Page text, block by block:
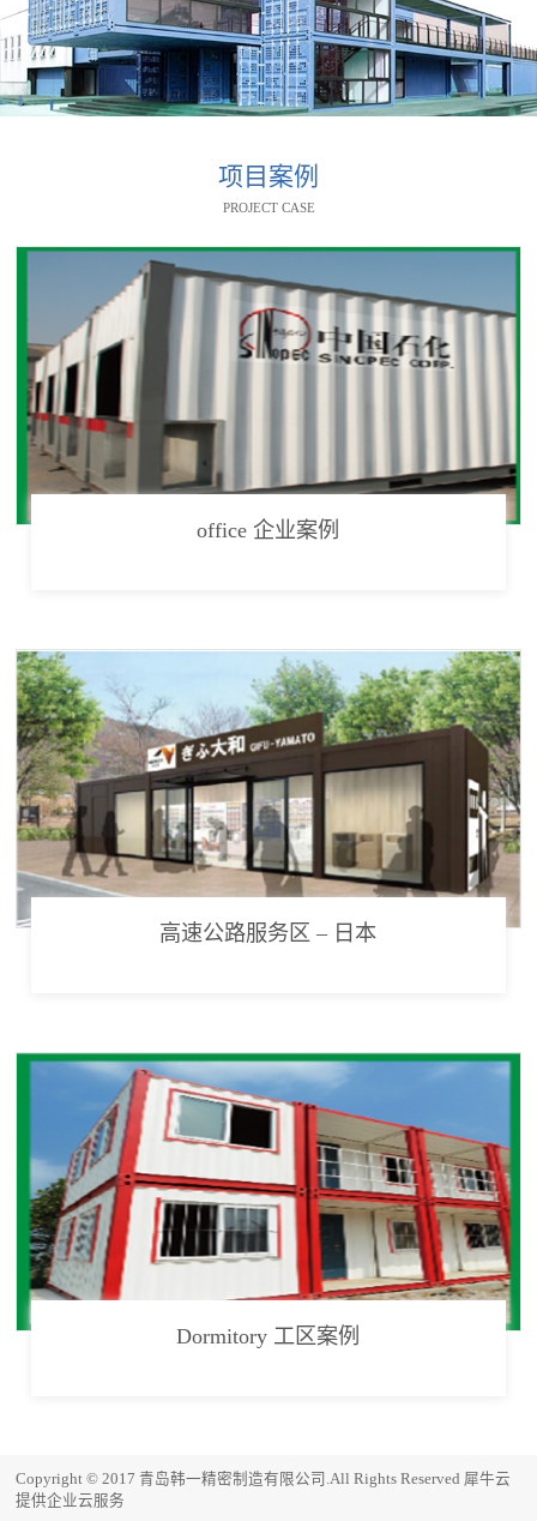
项目案例
PROJECT CASE
office 企业案例
高速公路服务区 – 日本
Dormitory 工区案例
Copyright © 2017 青岛韩一精密制造有限公司.All Rights Reserved 犀牛云
提供企业云服务